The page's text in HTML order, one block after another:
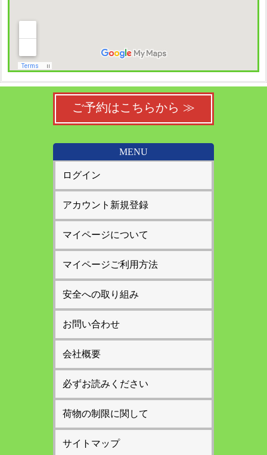
ご予約はこちらから ≫
MENU
ログイン
アカウント新規登録
マイページについて
マイページご利用方法
安全への取り組み
お問い合わせ
会社概要
必ずお読みください
荷物の制限に関して
サイトマップ